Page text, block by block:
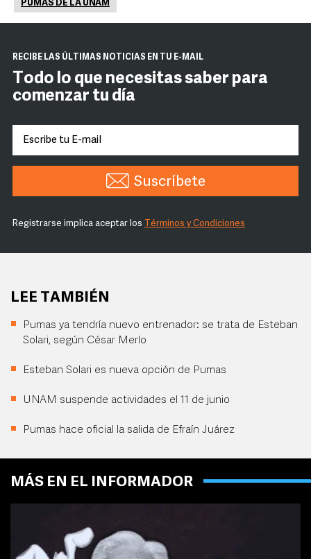
PUMAS DE LA UNAM
RECIBE LAS ÚLTIMAS NOTICIAS EN TU E-MAIL
Todo lo que necesitas saber para
comenzar tu día
Suscríbete
Registrarse implica aceptar los Términos y Condiciones
LEE TAMBIÉN
Pumas ya tendría nuevo entrenador: se trata de Esteban
Solari, según César Merlo
Esteban Solari es nueva opción de Pumas
UNAM suspende actividades el 11 de junio
Pumas hace oficial la salida de Efraín Juárez
MÁS EN EL INFORMADOR